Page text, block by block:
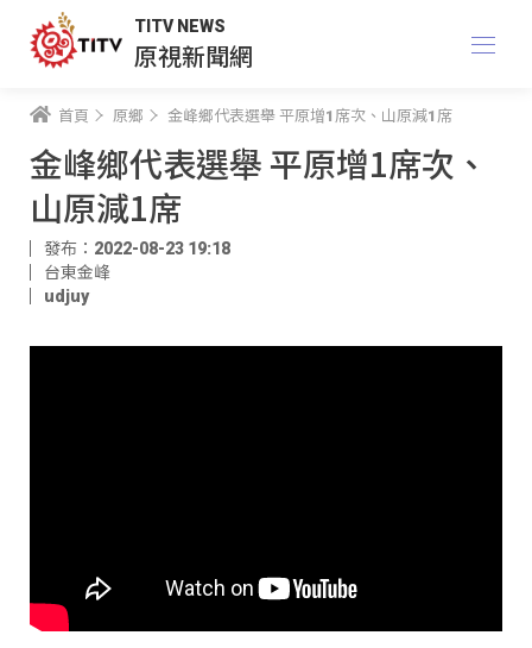
TITV NEWS
原視新聞網
首頁 原鄉 金峰鄉代表選舉 平原增1席次、山原減1席
金峰鄉代表選舉 平原增1席次、
山原減1席
發布：2022-08-23 19:18
台東金峰
udjuy